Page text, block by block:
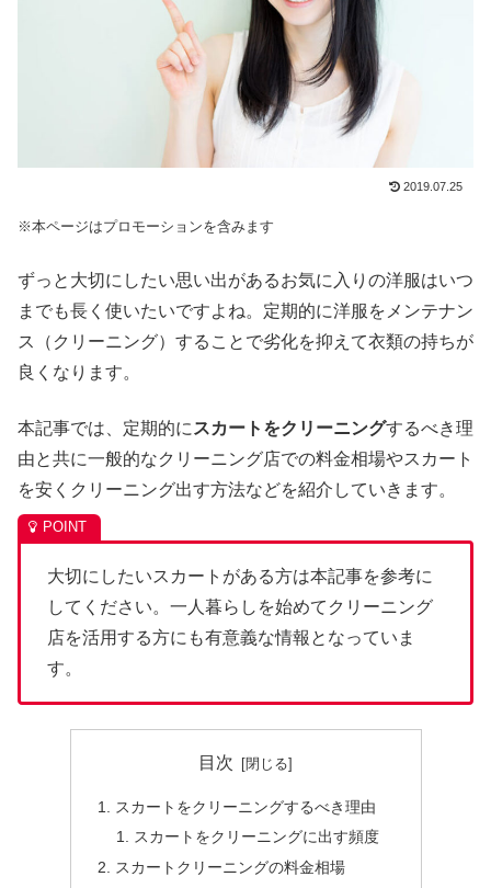
2019.07.25
※本ページはプロモーションを含みます
ずっと大切にしたい思い出があるお気に入りの洋服はいつ
までも長く使いたいですよね。定期的に洋服をメンテナン
ス（クリーニング）することで劣化を抑えて衣類の持ちが
良くなります。
本記事では、定期的に スカートをクリーニングするべき理
由と共に一般的なクリーニング店での料金相場やスカート
を安くクリーニング出す方法などを紹介していきます。
大切にしたいスカートがある方は本記事を参考に
してください。一人暮らしを始めてクリーニング
店を活用する方にも有意義な情報となっていま
す。
目次
スカートをクリーニングするべき理由
スカートをクリーニングに出す頻度
スカートクリーニングの料金相場